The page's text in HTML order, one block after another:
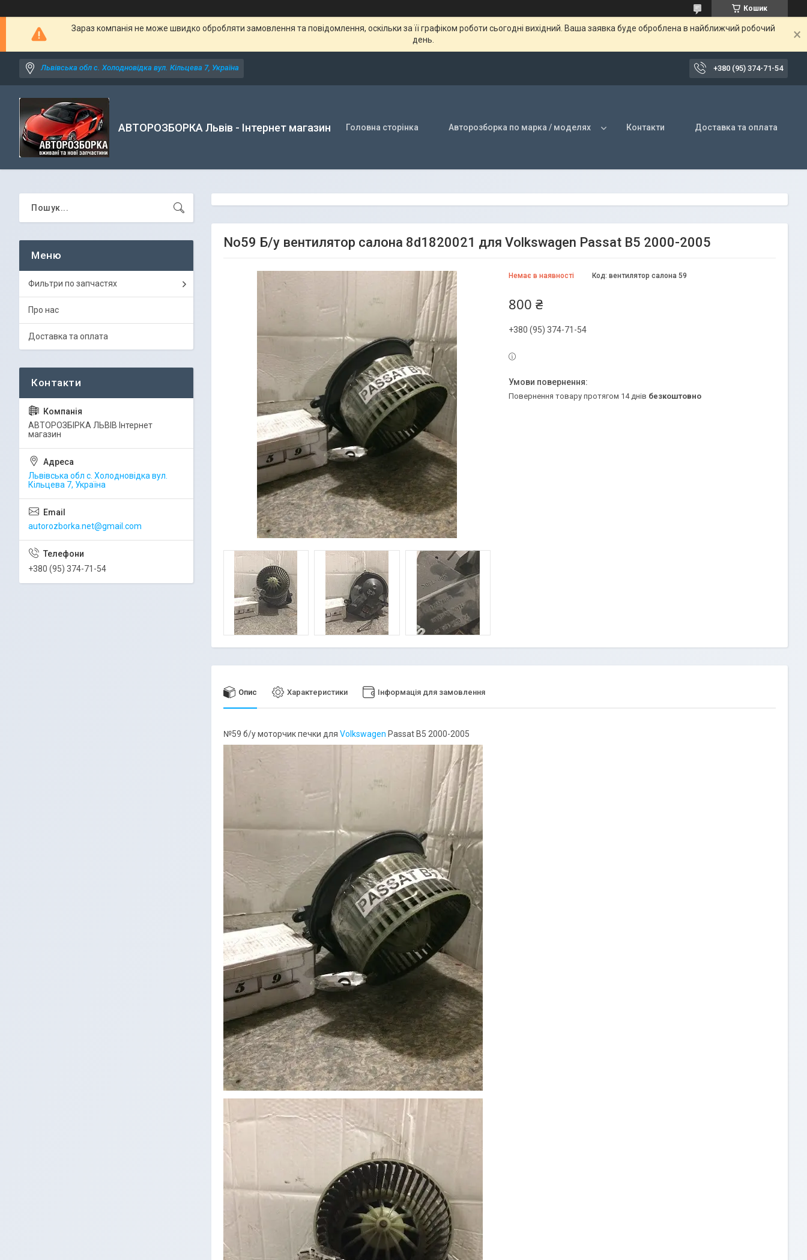
Кошик
Зараз компанія не може швидко обробляти замовлення та повідомлення, оскільки за її графіком роботи сьогодні вихідний. Ваша заявка буде оброблена в найближчий робочий
день.
Львівська обл с. Холодновідка вул. Кільцева 7, Україна +380 (95) 374-71-54
АВТОРОЗБОРКА Львів - Інтернет магазин Головна сторінка Авторозборка по марка / моделях Контакти Доставка та оплата
No59 Б/у вентилятор салона 8d1820021 для Volkswagen Passat B5 2000-2005
Немає в наявності Код: вентилятор салона 59
800 ₴
+380 (95) 374-71-54
повернення товару протягом 14 днів безкоштовно
Опис Характеристики Інформація для замовлення
№59 б/у моторчик печки для Volkswagen Passat B5 2000-2005
Фильтри по запчастях
Про нас
Доставка та оплата
АВТОРОЗБІРКА ЛЬВІВ Інтернет
магазин
Львівська обл с. Холодновідка вул.
Кільцева 7, Україна
autorozborka.net@gmail.com
+380 (95) 374-71-54